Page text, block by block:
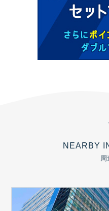
NEARBY
周